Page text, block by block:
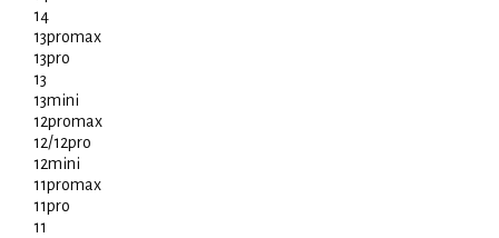
14
13promax
13pro
13
13mini
12promax
12/12pro
12mini
11promax
11pro
11